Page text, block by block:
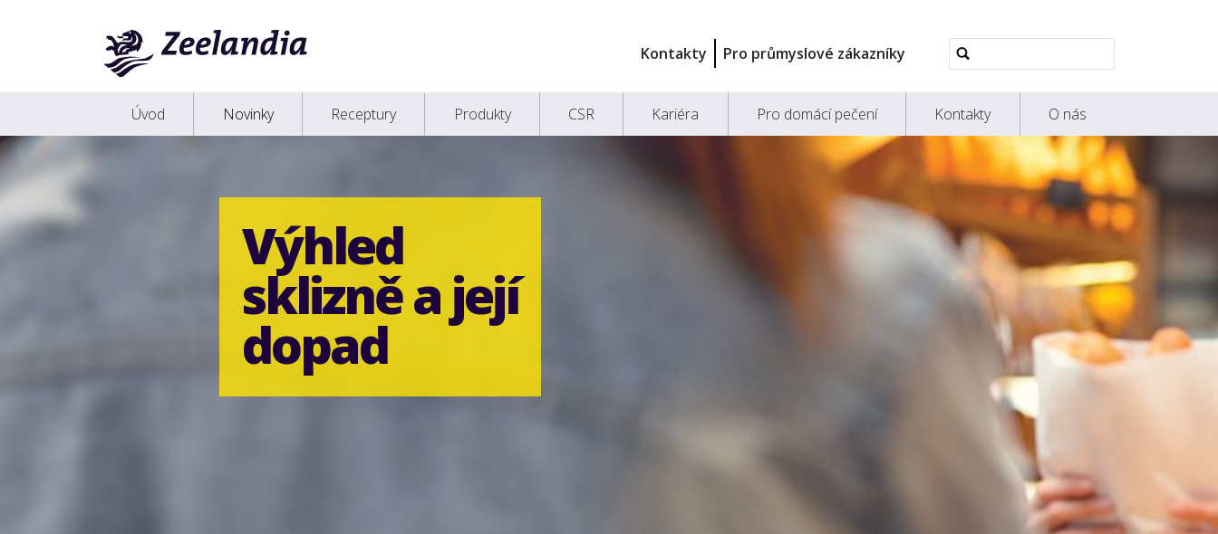
Kontakty Pro průmyslové zákazníky
Pokročilé
vyhledávání...
Úvod Novinky Receptury Produkty CSR Kariéra Pro domácí pečení Kontakty O nás
Výhled
sklizně a její
dopad